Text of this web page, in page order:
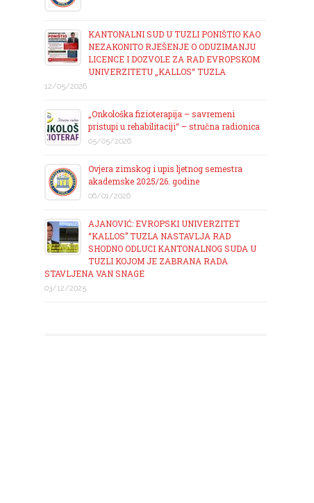
KANTONALNI SUD U TUZLI PONIŠTIO KAO
NEZAKONITO RJEŠENJE O ODUZIMANJU
LICENCE I DOZVOLE ZA RAD EVROPSKOM
UNIVERZITETU „KALLOS“ TUZLA
12/05/2026
„Onkološka fizioterapija – savremeni
pristupi u rehabilitaciji“ – stručna radionica
05/05/2026
Ovjera zimskog i upis ljetnog semestra
akademske 2025/26. godine
06/01/2026
AJANOVIĆ: EVROPSKI UNIVERZITET
“KALLOS” TUZLA NASTAVLJA RAD
SHODNO ODLUCI KANTONALNOG SUDA U
TUZLI KOJOM JE ZABRANA RADA
STAVLJENA VAN SNAGE
03/12/2025